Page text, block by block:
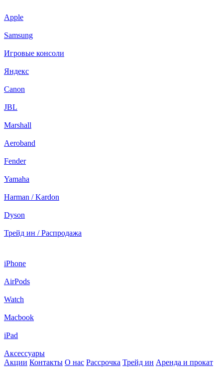
Apple
Samsung
Игровые консоли
Яндекс
Canon
JBL
Marshall
Aeroband
Fender
Yamaha
Harman / Kardon
Dyson
Трейд ин / Распродажа
iPhone
AirPods
Watch
Macbook
iPad
Аксессуары
Акции Контакты О нас Рассрочка Трейд ин Аренда и прокат